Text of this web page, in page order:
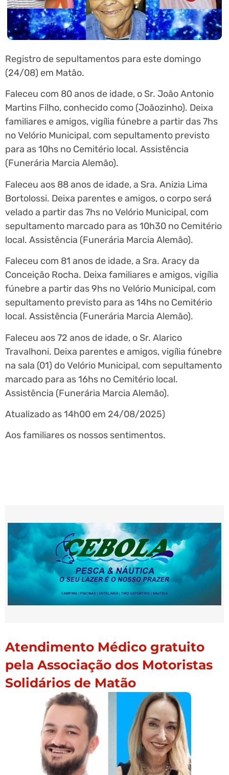
Registro de sepultamentos para este domingo
(24/08) em Matão.
Faleceu com 80 anos de idade, o Sr. João Antonio
Martins Filho, conhecido como (Joãozinho). Deixa
familiares e amigos, vigília fúnebre a partir das 7hs
no Velório Municipal, com sepultamento previsto
para as 10hs no Cemitério local. Assistência
(Funerária Marcia Alemão).
Faleceu aos 88 anos de idade, a Sra. Anizia Lima
Bortolossi. Deixa parentes e amigos, o corpo será
velado a partir das 7hs no Velório Municipal, com
sepultamento marcado para as 10h30 no Cemitério
local. Assistência (Funerária Marcia Alemão).
Faleceu com 81 anos de idade, a Sra. Aracy da
Conceição Rocha. Deixa familiares e amigos, vigília
fúnebre a partir das 9hs no Velório Municipal, com
sepultamento previsto para as 14hs no Cemitério
local. Assistência (Funerária Marcia Alemão).
Faleceu aos 72 anos de idade, o Sr. Alarico
Travalhoni. Deixa parentes e amigos, vigília fúnebre
na sala (01) do Velório Municipal, com sepultamento
marcado para as 16hs no Cemitério local.
Assistência (Funerária Marcia Alemão).
Atualizado as 14h00 em 24/08/2025)
Aos familiares os nossos sentimentos.
Atendimento Médico gratuito
pela Associação dos Motoristas
Solidários de Matão